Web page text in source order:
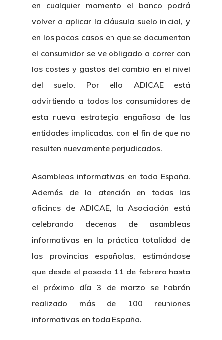
en cualquier momento el banco podrá
volver a aplicar la cláusula suelo inicial, y
en los pocos casos en que se documentan
el consumidor se ve obligado a correr con
los costes y gastos del cambio en el nivel
del suelo. Por ello ADICAE está
advirtiendo a todos los consumidores de
esta nueva estrategia engañosa de las
entidades implicadas, con el fin de que no
resulten nuevamente perjudicados.
Asambleas informativas en toda España.
Además de la atención en todas las
oficinas de ADICAE, la Asociación está
celebrando decenas de asambleas
informativas en la práctica totalidad de
las provincias españolas, estimándose
que desde el pasado 11 de febrero hasta
el próximo día 3 de marzo se habrán
realizado más de 100 reuniones
informativas en toda España.